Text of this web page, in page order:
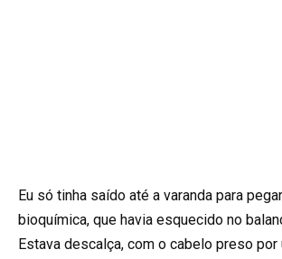
Eu só tinha saído até a varanda para
bioquímica, que havia esquecido no
Estava descalça, com o cabelo preso por